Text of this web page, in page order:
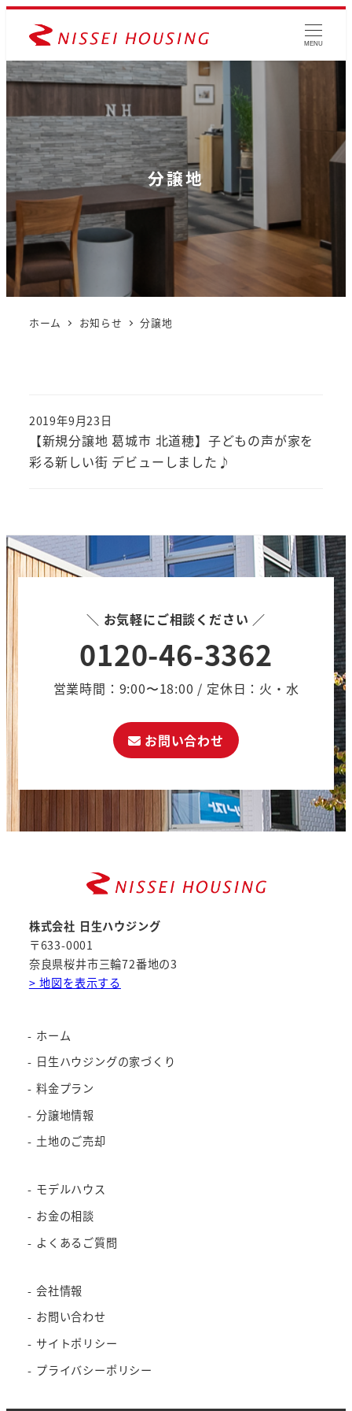
MENU
分譲地
ホーム お知らせ 分譲地
【新規分譲地 葛城市 北道穂】子どもの声が家を
彩る新しい街 デビューしました♪
2019年9月23日
＼ お気軽にご相談ください ／
0120-46-3362
営業時間：9:00〜18:00 / 定休日：火・水
お問い合わせ
株式会社 日生ハウジング
〒633-0001
奈良県桜井市三輪72番地の3
> 地図を表示する
ホーム
日生ハウジングの家づくり
料金プラン
分譲地情報
土地のご売却
モデルハウス
お金の相談
よくあるご質問
会社情報
お問い合わせ
サイトポリシー
プライバシーポリシー